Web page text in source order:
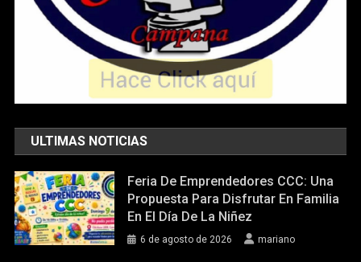
ULTIMAS NOTICIAS
Feria De Emprendedores CCC: Una
Propuesta Para Disfrutar En Familia
En El Día De La Niñez
6 de agosto de 2026 mariano